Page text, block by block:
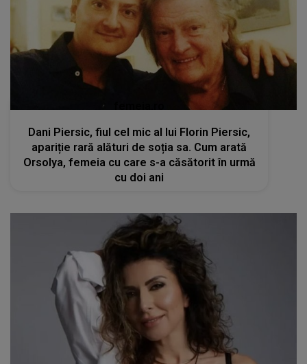
Dani Piersic, fiul cel mic al lui Florin Piersic,
apariție rară alături de soția sa. Cum arată
Orsolya, femeia cu care s-a căsătorit în urmă
cu doi ani